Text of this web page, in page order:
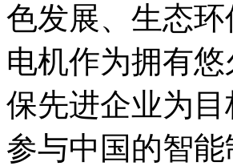
色发展、生态
电机作为拥有
保先进企业为
参与中国的智